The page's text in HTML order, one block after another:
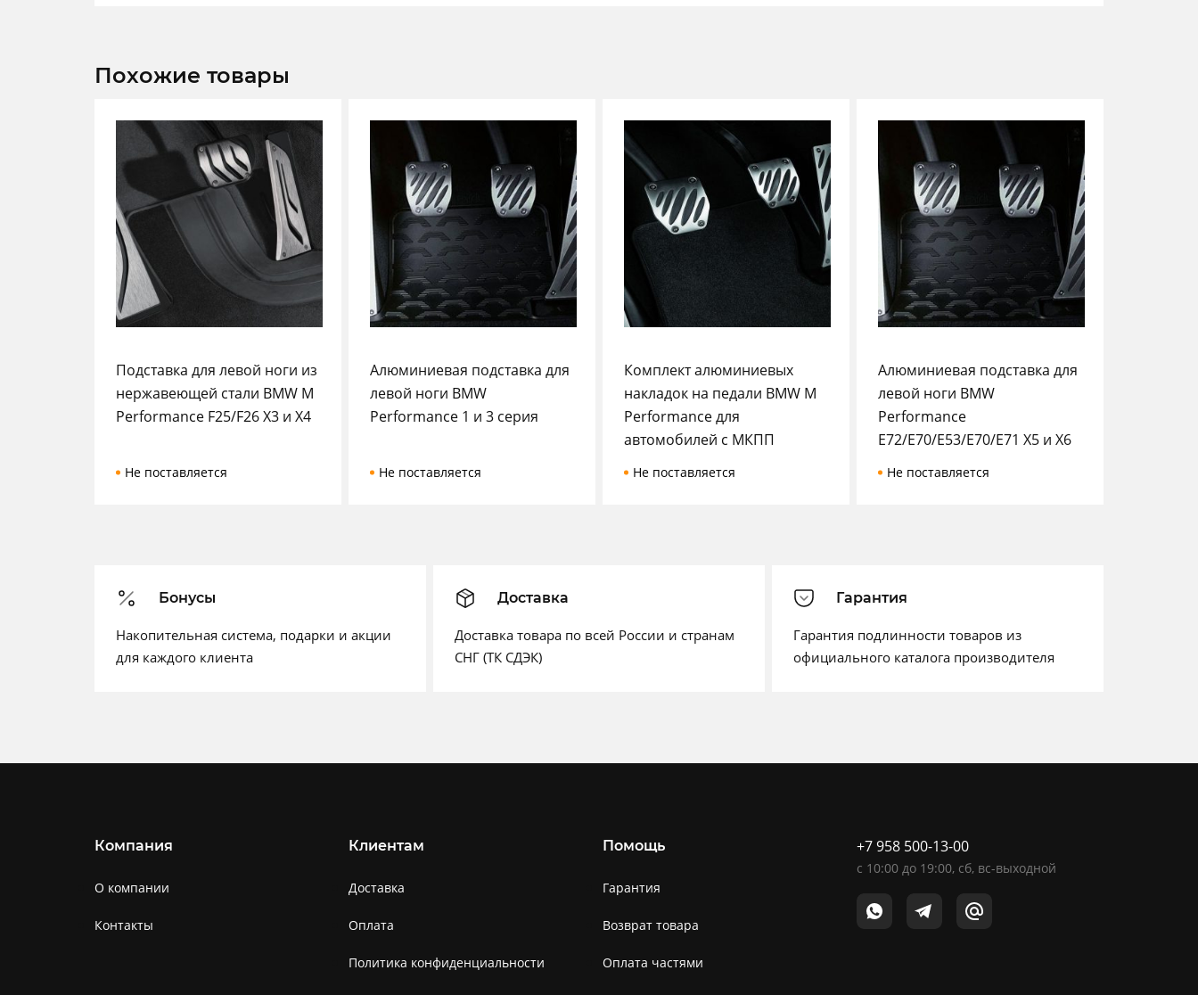
Похожие товары
Подставка для левой ноги из
нержавеющей стали BMW M
Performance F25/F26 X3 и X4
Не поставляется
Алюминиевая подставка для
левой ноги BMW
Performance 1 и 3 серия
Не поставляется
Комплект алюминиевых
накладок на педали BMW M
Performance для
автомобилей с МКПП
Не поставляется
Алюминиевая подставка для
левой ноги BMW
Performance
E72/E70/E53/E70/E71 X5 и X6
Не поставляется
Бонусы
Накопительная система, подарки и акции
для каждого клиента
Доставка
Доставка товара по всей России и странам
СНГ (ТК СДЭК)
Гарантия
Гарантия подлинности товаров из
официального каталога производителя
Компания
О компании
Контакты
Клиентам
Доставка
Оплата
Политика конфиденциальности
Помощь
Гарантия
Возврат товара
Оплата частями
+7 958 500-13-00
c 10:00 до 19:00, сб, вс-выходной